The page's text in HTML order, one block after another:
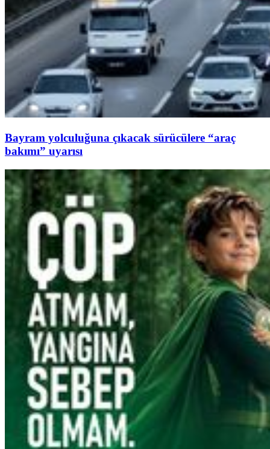
Bayram yolculuğuna çıkacak sürücülere “araç
bakımı” uyarısı